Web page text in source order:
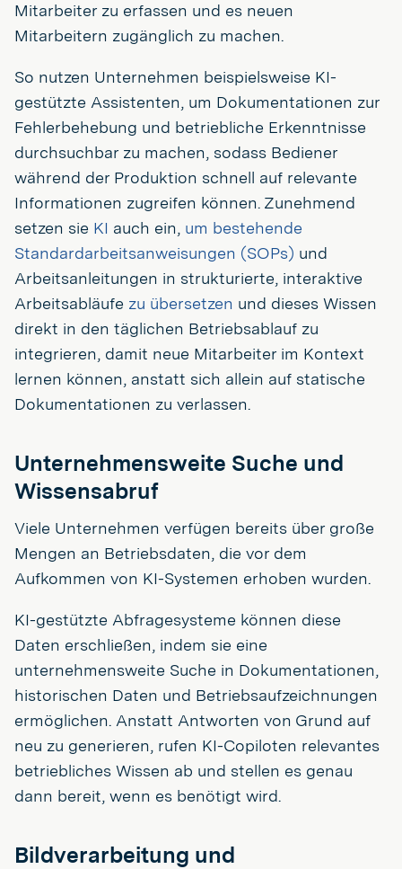
Mitarbeiter zu erfassen und es neuen
Mitarbeitern zugänglich zu machen.
So nutzen Unternehmen beispielsweise KI-
gestützte Assistenten, um Dokumentationen zur
Fehlerbehebung und betriebliche Erkenntnisse
durchsuchbar zu machen, sodass Bediener
während der Produktion schnell auf relevante
Informationen zugreifen können. Zunehmend
setzen sie KI auch ein, um bestehende
Standardarbeitsanweisungen (SOPs) und
Arbeitsanleitungen in strukturierte, interaktive
Arbeitsabläufe zu übersetzen und dieses Wissen
direkt in den täglichen Betriebsablauf zu
integrieren, damit neue Mitarbeiter im Kontext
lernen können, anstatt sich allein auf statische
Dokumentationen zu verlassen.
Unternehmensweite Suche und
Wissensabruf
Viele Unternehmen verfügen bereits über große
Mengen an Betriebsdaten, die vor dem
Aufkommen von KI-Systemen erhoben wurden.
KI-gestützte Abfragesysteme können diese
Daten erschließen, indem sie eine
unternehmensweite Suche in Dokumentationen,
historischen Daten und Betriebsaufzeichnungen
ermöglichen. Anstatt Antworten von Grund auf
neu zu generieren, rufen KI-Copiloten relevantes
betriebliches Wissen ab und stellen es genau
dann bereit, wenn es benötigt wird.
Bildverarbeitung und